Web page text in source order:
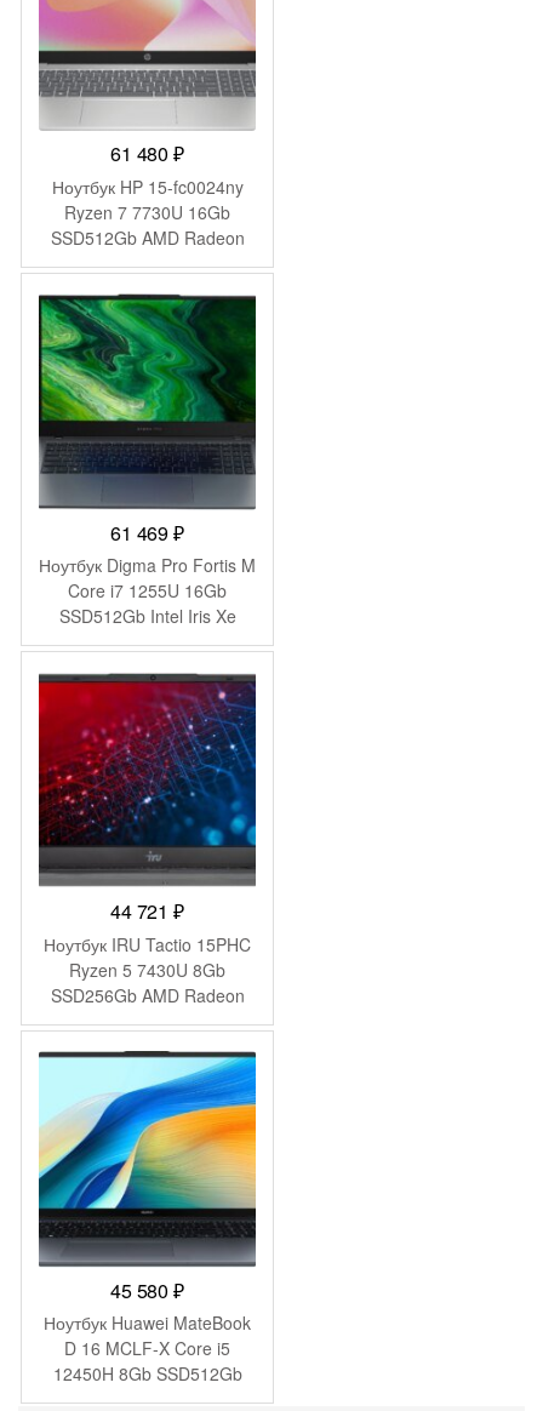
61 480₽
Ноутбук HP 15-fc0024ny
Ryzen 7 7730U 16Gb
SSD512Gb AMD Radeon
Graphics 15.6″ IPS FHD
(1920×1080) FreeDOS
silver WiFi BT Cam
(B8AX0EA)
61 469₽
Ноутбук Digma Pro Fortis M
Core i7 1255U 16Gb
SSD512Gb Intel Iris Xe
graphics 15.6″ IPS FHD
(1920×1080) Windows 11
Pro grey WiFi BT Cam
4250mAh (DN15P7-
ADXW04)
44 721₽
Ноутбук IRU Tactio 15PHC
Ryzen 5 7430U 8Gb
SSD256Gb AMD Radeon
Graphics 15.6″ IPS FHD
(1920×1080) Windows 11
Pro Multi Language black
WiFi BT Cam 4350mAh
(2045999)
45 580₽
Ноутбук Huawei MateBook
D 16 MCLF-X Core i5
12450H 8Gb SSD512Gb
Intel UHD Graphics 16″ IPS